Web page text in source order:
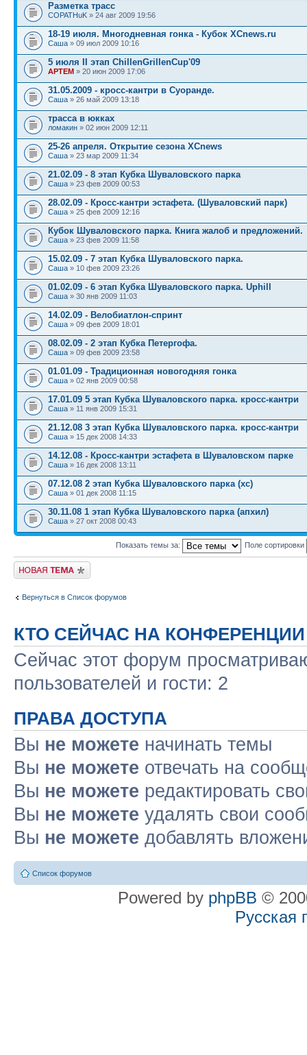
Разметка трасс
COPATHuK » 24 авг 2009 19:56
18-19 июля. Многодневная гонка - Кубок XCnews.ru
Саша » 09 июл 2009 10:16
5 июля II этап ChillenGrillenCup'09
APTEM » 20 июн 2009 17:06
31.05.2009 - кросс-кантри в Суоранде.
Саша » 26 май 2009 13:18
трасса в юкках
ломакин » 02 июн 2009 12:11
25-26 апреля. Открытие сезона XCnews
Саша » 23 мар 2009 11:34
21.02.09 - 8 этап Кубка Шуваловского парка
Саша » 23 фев 2009 00:53
28.02.09 - Кросс-кантри эстафета. (Шуваловский парк)
Саша » 25 фев 2009 12:16
Кубок Шуваловского парка. Книга жалоб и предложений.
Саша » 23 фев 2009 11:58
15.02.09 - 7 этап Кубка Шуваловского парка.
Саша » 10 фев 2009 23:26
01.02.09 - 6 этап Кубка Шуваловского парка. Uphill
Саша » 30 янв 2009 11:03
14.02.09 - Велобиатлон-спринт
Саша » 09 фев 2009 18:01
08.02.09 - 2 этап Кубка Петергофа.
Саша » 09 фев 2009 23:58
01.01.09 - Традиционная новогодняя гонка
Саша » 02 янв 2009 00:58
17.01.09 5 этап Кубка Шуваловского парка. кросс-кантри
Саша » 11 янв 2009 15:31
21.12.08 3 этап Кубка Шуваловского парка. кросс-кантри
Саша » 15 дек 2008 14:33
14.12.08 - Кросс-кантри эстафета в Шуваловском парке
Саша » 16 дек 2008 13:11
07.12.08 2 этап Кубка Шуваловского парка (xc)
Саша » 01 дек 2008 11:15
30.11.08 1 этап Кубка Шуваловского парка (апхил)
Саша » 27 окт 2008 00:43
Показать темы за: Поле сортировки
Новая тема
Вернуться в Список форумов
КТО СЕЙЧАС НА КОНФЕРЕНЦИИ
Сейчас этот форум
пользователей и гости: 2
ПРАВА ДОСТУПА
Вы не можете начинать темы
Вы не можете отвечать на
Вы не можете редактировать
Вы не можете удалять свои
Вы не можете добавлять
Список форумов
Powered by phpBB ©
Русская